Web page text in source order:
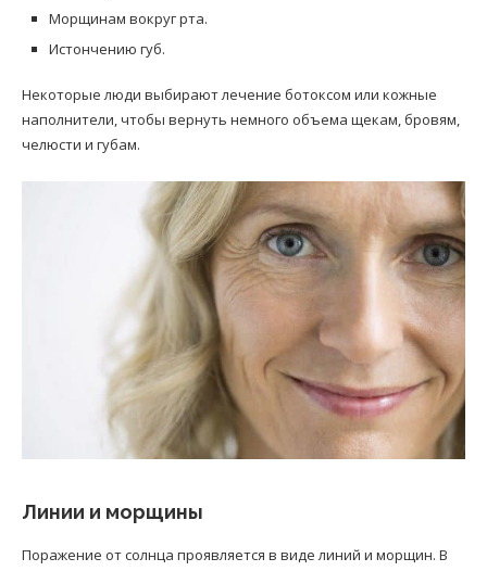
Морщинам вокруг рта.
Истончению губ.
Некоторые люди выбирают лечение ботоксом или кожные
наполнители, чтобы вернуть немного объема щекам, бровям,
челюсти и губам.
Линии и морщины
Поражение от солнца проявляется в виде линий и морщин. В